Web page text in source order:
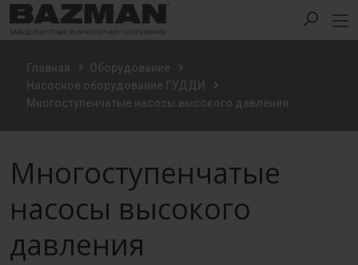
Главная
Оборудование
Насосное оборудование ГУДДИ
Многоступенчатые насосы высокого давления
Многоступенчатые
насосы высокого
давления